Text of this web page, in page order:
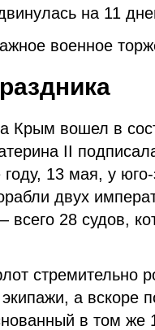
на 11
военное
Крым вошел в
II
13 мая, у
двух
всего 28 судов,
стремительно
а вскоре
в том же